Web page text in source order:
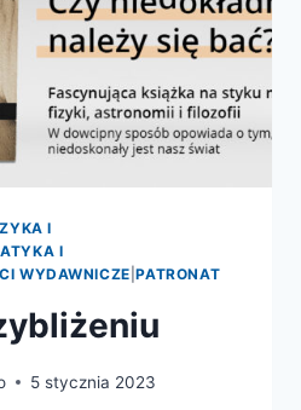
I
I
WYDAWNICZE |PATRONAT
5 stycznia 2023